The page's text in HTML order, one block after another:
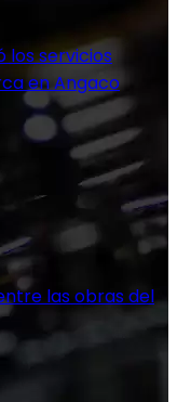
los servicios
en Angaco
las obras del